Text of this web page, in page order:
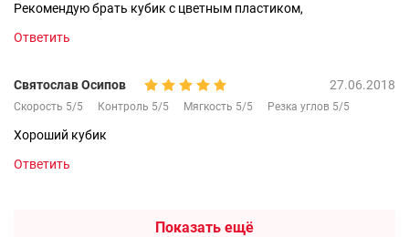
Рекомендую брать кубик с цветным пластиком,
Ответить
Святослав Осипов 27.06.2018
Скорость 5/5 Контроль 5/5 Мягкость 5/5 Резка углов 5/5
Хороший кубик
Ответить
Показать ещё